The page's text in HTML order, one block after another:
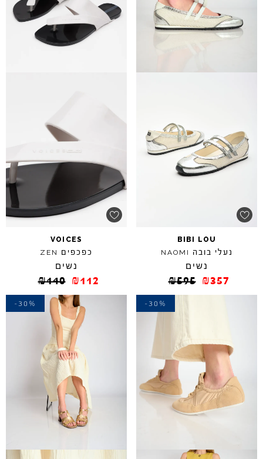
BIBI LOU
נעלי בובה NAOMI
נשים
₪595 ₪357
VOICES
כפכפים ZEN
נשים
₪140 ₪112
-30%
-30%